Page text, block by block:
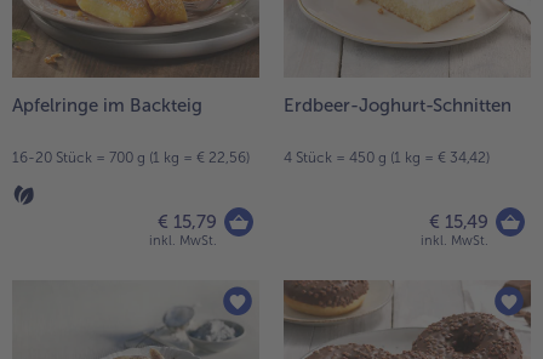
Apfelringe im Backteig
16-20 Stück = 700 g (1 kg = € 22,56)
€ 15,79
inkl. MwSt.
Erdbeer-Joghurt-Schnitten
4 Stück = 450 g (1 kg = € 34,42)
€ 15,49
inkl. MwSt.